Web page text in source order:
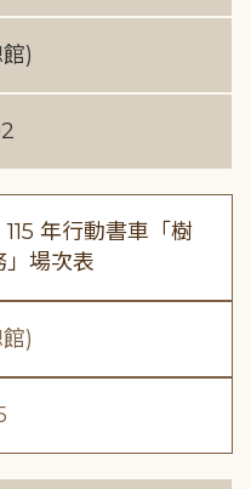
)
115 年行動書車「樹
」場次表
)